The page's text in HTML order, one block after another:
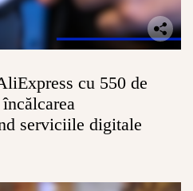
cu 550 de
serviciile digitale